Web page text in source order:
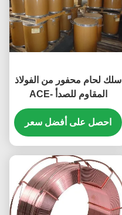
سلك لحام محفور من الفولاذ
المقاوم للصدأ ACE-
1132N-S
احصل على أفضل سعر